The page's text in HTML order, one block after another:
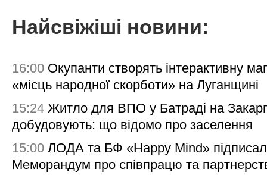
Найсвіжіші новини:
16:00 Окупанти створять інтерактивну
«місць народної скорботи» на Луганщині
15:24 Житло для ВПО у Батраді на
добудовують: що відомо про заселення
15:00 ЛОДА та БФ «Happy Mind»
Меморандум про співпрацю та